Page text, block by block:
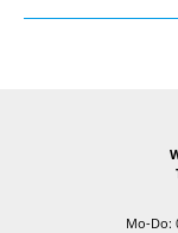
Mo-Do: